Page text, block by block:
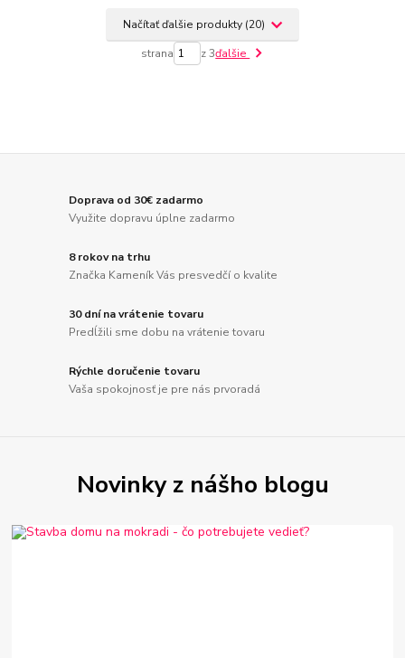
Načítať ďalšie produkty (20)
strana z 3ďalšie
Doprava od 30€ zadarmo
Využite dopravu úplne zadarmo
8 rokov na trhu
Značka Kameník Vás presvedčí o kvalite
30 dní na vrátenie tovaru
Predĺžili sme dobu na vrátenie tovaru
Rýchle doručenie tovaru
Vaša spokojnosť je pre nás prvoradá
Novinky z nášho blogu